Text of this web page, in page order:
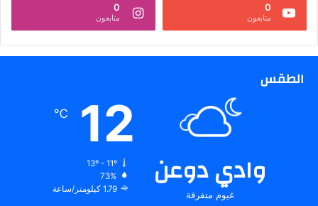
0
متابعون
0
متابعون
الطقس
وادي دوعن
غيوم متفرقة
12
℃
13º - 11º
73%
1.79 كيلومتر/ساعة